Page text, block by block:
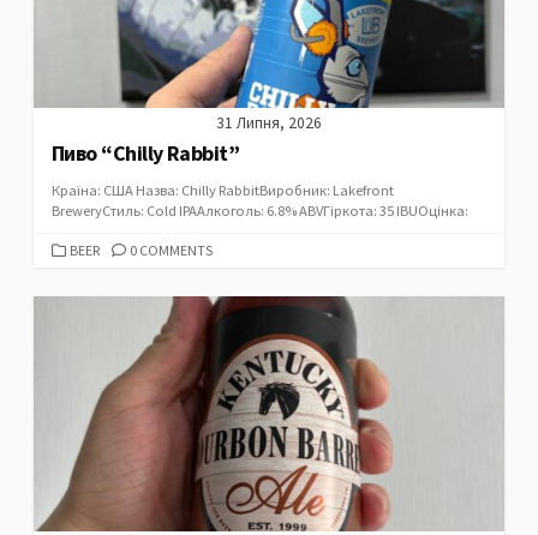
31 Липня, 2026
Пиво “Chilly Rabbit”
Країна: США Назва: Chilly RabbitВиробник: Lakefront
BreweryСтиль: Cold IPAАлкоголь: 6.8% ABVГіркота: 35 IBUОцінка:
CATEGORIES
BEER 0 COMMENTS